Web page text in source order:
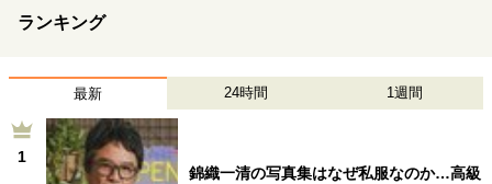
ランキング
最新 24時間 1週間
1
錦織一清の写真集はなぜ私服なのか…高級